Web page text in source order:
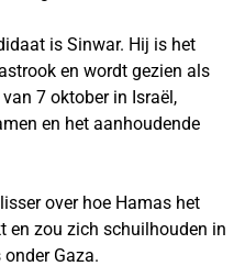
is Sinwar. Hij is het
en wordt gezien als
7 oktober in Israël,
en het aanhoudende
over hoe Hamas het
en zou zich schuilhouden in
Gaza.